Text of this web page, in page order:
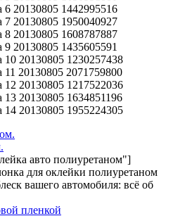
авто полиуретаном"]
для оклейки полиуретаном
вашего автомобиля: всё об